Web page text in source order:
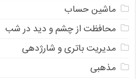
ماشین حساب
محافظت از چشم و دید در شب
مدیریت باتری و شارژدهی
مذهبی